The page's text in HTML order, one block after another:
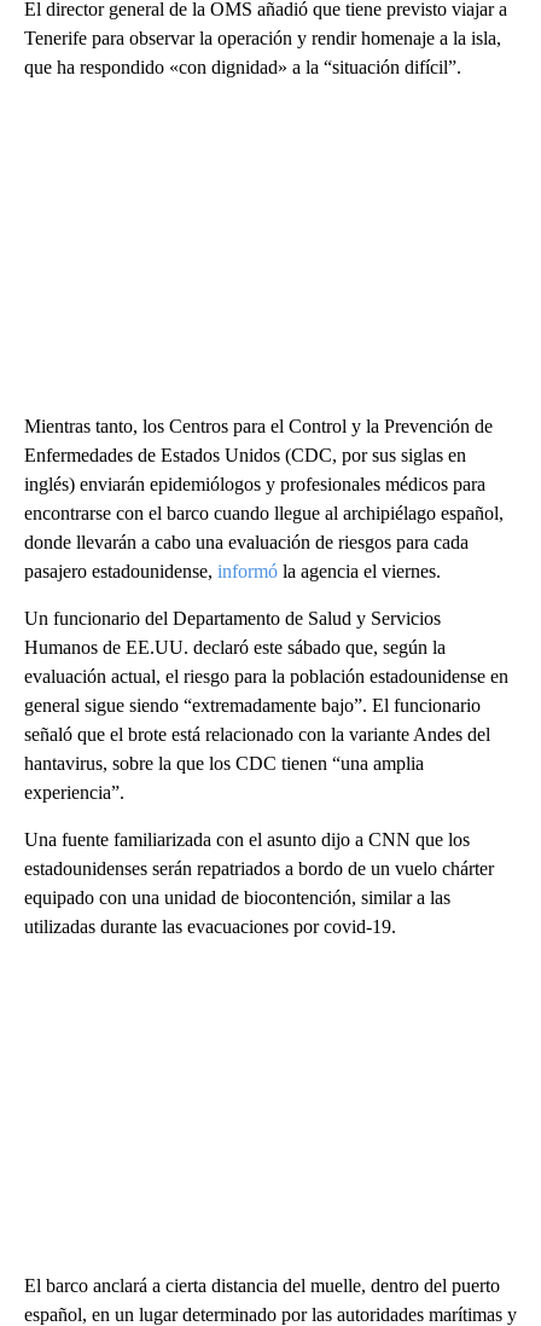
El director general de la OMS añadió que tiene previsto viajar a
Tenerife para observar la operación y rendir homenaje a la isla,
que ha respondido «con dignidad» a la “situación difícil”.
Mientras tanto, los Centros para el Control y la Prevención de
Enfermedades de Estados Unidos (CDC, por sus siglas en
inglés) enviarán epidemiólogos y profesionales médicos para
encontrarse con el barco cuando llegue al archipiélago español,
donde llevarán a cabo una evaluación de riesgos para cada
pasajero estadounidense, informó la agencia el viernes.
Un funcionario del Departamento de Salud y Servicios
Humanos de EE.UU. declaró este sábado que, según la
evaluación actual, el riesgo para la población estadounidense en
general sigue siendo “extremadamente bajo”. El funcionario
señaló que el brote está relacionado con la variante Andes del
hantavirus, sobre la que los CDC tienen “una amplia
experiencia”.
Una fuente familiarizada con el asunto dijo a CNN que los
estadounidenses serán repatriados a bordo de un vuelo chárter
equipado con una unidad de biocontención, similar a las
utilizadas durante las evacuaciones por covid-19.
El barco anclará a cierta distancia del muelle, dentro del puerto
español, en un lugar determinado por las autoridades marítimas y